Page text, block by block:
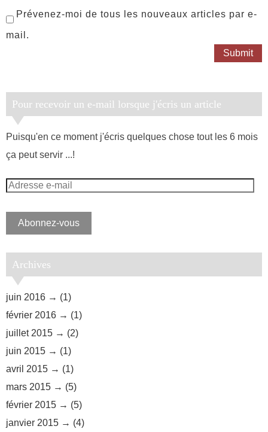
Prévenez-moi de tous les nouveaux articles par e-
mail.
Pour recevoir un e-mail lorsque j'écris un article
Puisqu'en ce moment j'écris quelques chose tout les 6 mois
ça peut servir ...!
Adresse
mailAbonnez-vous
Archives
juin 2016
(1)
février 2016
(1)
juillet 2015
(2)
juin 2015
(1)
avril 2015
(1)
mars 2015
(5)
février 2015
(5)
janvier 2015
(4)